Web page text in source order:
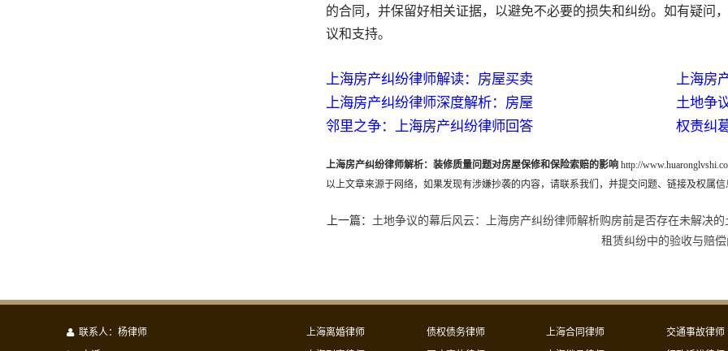
的合同，并保留好相关证据，以避免不必要的损失和纠纷。如有疑问
议和支持。
上海房产纠纷律师解读：房屋买卖
上海房
上海房产纠纷律师深度解析：房屋
土地争
邻里之争：上海房产纠纷律师回答
权责纠
上海房产纠纷律师解析：装修质量问题对房屋保修和保险索赔的影响 http://
以上文章来源于网络，如果发现有涉嫌抄袭的内容，请联系我们，并提交问题、链接及权属
上一篇： 土地争议的幕后风云：上海房产纠纷律师解析购房前是否存在未解决
租赁纠纷中的验收与赔
联系人：杨律师
上海离婚律师
债权债务律师
上海合同律师
交通事故律师